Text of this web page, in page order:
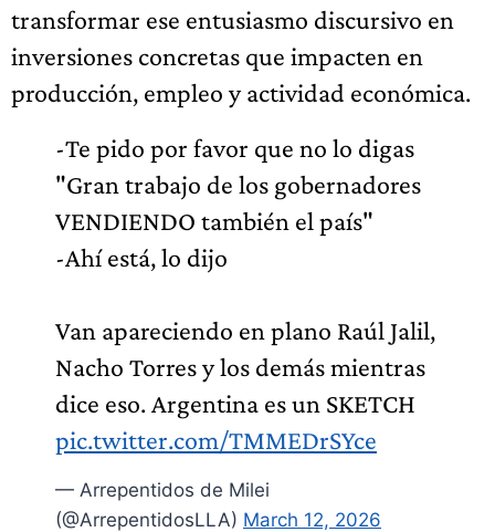
transformar ese entusiasmo discursivo en
inversiones concretas que impacten en
producción, empleo y actividad económica.
-Te pido por favor que no lo digas
"Gran trabajo de los gobernadores
VENDIENDO también el país"
-Ahí está, lo dijo
Van apareciendo en plano Raúl Jalil,
Nacho Torres y los demás mientras
dice eso. Argentina es un SKETCH
pic.twitter.com/TMMEDrSYce
— Arrepentidos de Milei
(@ArrepentidosLLA) March 12, 2026